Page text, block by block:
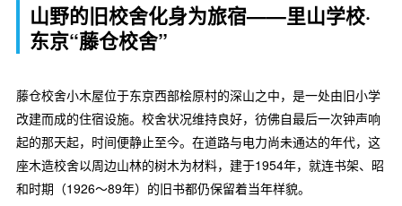
山野的旧校舍化身为旅宿——里山学校·
东京“藤仓校舍”
藤仓校舍小木屋位于东京西部桧原村的深山之中，是一处由旧小学
改建而成的住宿设施。校舍状况维持良好，彷佛自最后一次钟声响
起的那天起，时间便静止至今。在道路与电力尚未通达的年代，这
座木造校舍以周边山林的树木为材料，建于1954年，就连书架、昭
和时期（1926～89年）的旧书都仍保留着当年样貌。